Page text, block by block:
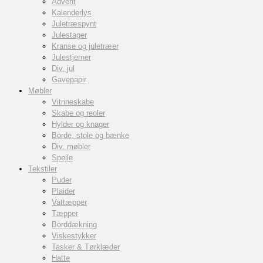
Kalenderlys
Juletræspynt
Julestager
Kranse og juletræer
Julestjerner
Div. jul
Gavepapir
Møbler
Vitrineskabe
Skabe og reoler
Hylder og knager
Borde, stole og bænke
Div. møbler
Spejle
Tekstiler
Puder
Plaider
Vattæpper
Tæpper
Borddækning
Viskestykker
Tasker & Tørklæder
Hatte